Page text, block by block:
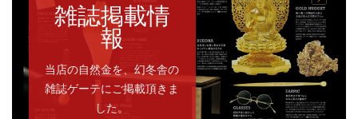
雑誌掲載情
報
当店の自然金を、幻冬舎の
雑誌ゲーテにご掲載頂きま
した。